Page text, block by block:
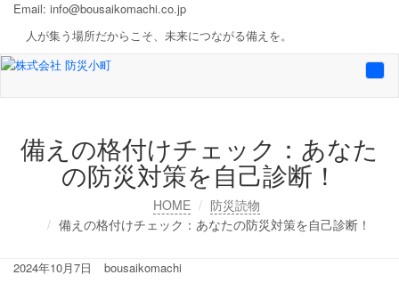
Email: info@bousaikomachi.co.jp
人が集う場所だからこそ、未来につながる備えを。
備えの格付けチェック：あなた
の防災対策を自己診断！
HOME
防災読物
備えの格付けチェック：あなたの防災対策を自己診断！
2024年10月7日
bousaikomachi